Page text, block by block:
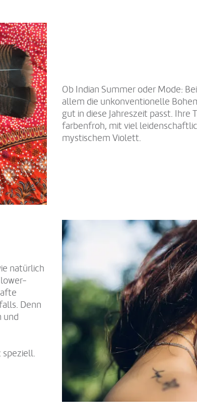
Ob Indian Summer oder Mode:
allem die unkonventionelle
gut in diese Jahreszeit passt. Ihre
farbenfroh, mit viel
mystischem Violett.
natürlich
Denn
und
speziell.